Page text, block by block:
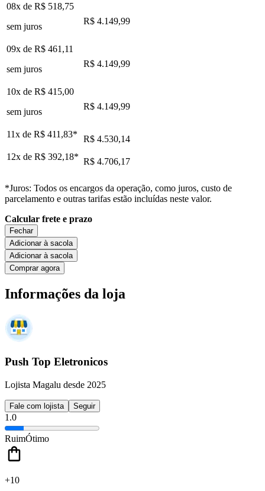
08x de R$ 518,75
sem juros
R$ 4.149,99
09x de R$ 461,11
sem juros
R$ 4.149,99
10x de R$ 415,00
sem juros
R$ 4.149,99
11x de R$ 411,83*
R$ 4.530,14
12x de R$ 392,18* R$ 4.706,17
*Juros: Todos os encargos da operação, como juros, custo de
parcelamento e outras tarifas estão incluídas neste valor.
Calcular frete e prazo
Fechar
Adicionar à sacola
Adicionar à sacola
Comprar agora
Informações da loja
Push Top Eletronicos
Lojista Magalu desde 2025
Fale com lojista Seguir
1.0
RuimÓtimo
+10